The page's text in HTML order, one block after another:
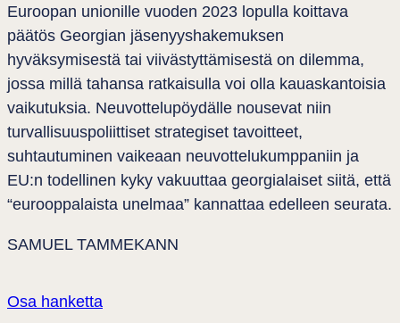
Euroopan unionille vuoden 2023 lopulla koittava
päätös Georgian jäsenyyshakemuksen
hyväksymisestä tai viivästyttämisestä on dilemma,
jossa millä tahansa ratkaisulla voi olla kauaskantoisia
vaikutuksia. Neuvottelupöydälle nousevat niin
turvallisuuspoliittiset strategiset tavoitteet,
suhtautuminen vaikeaan neuvottelukumppaniin ja
EU:n todellinen kyky vakuuttaa georgialaiset siitä, että
“eurooppalaista unelmaa” kannattaa edelleen seurata.
SAMUEL TAMMEKANN
Osa hanketta